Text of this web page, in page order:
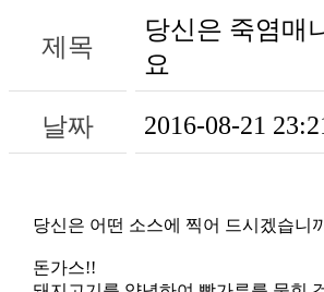
제목
요
날짜 2016-08-21
당신은 어떤 소스에 찍어 드시겠습니
돈가스!!